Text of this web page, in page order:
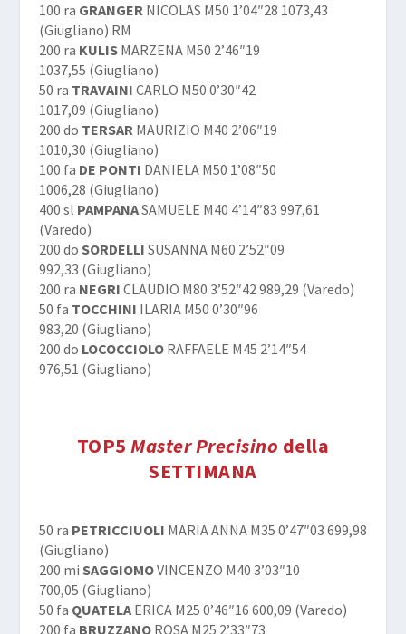
100 ra GRANGERNICOLAS M50 1’04″28 1073,43
(Giugliano) RM
200 ra KULISMARZENA M50 2’46″19
1037,55 (Giugliano)
50 ra TRAVAINI CARLO M50 0’30″42
1017,09 (Giugliano)
200 do TERSARMAURIZIO M40 2’06″19
1010,30 (Giugliano)
100 fa DE PONTI DANIELA M50 1’08″50
1006,28 (Giugliano)
400 sl PAMPANASAMUELE M40 4’14″83 997,61
(Varedo)
200 do SORDELLI SUSANNA M60 2’52″09
992,33 (Giugliano)
200 ra NEGRI CLAUDIO M80 3’52″42 989,29 (Varedo)
50 fa TOCCHINI ILARIA M50 0’30″96
983,20 (Giugliano)
200 do LOCOCCIOLORAFFAELE M45 2’14″54
976,51 (Giugliano)
TOP5Master Precisino della
SETTIMANA
50 ra PETRICCIUOLI MARIA ANNA M35 0’47″03 699,98
(Giugliano)
200 mi SAGGIOMOVINCENZO M40 3’03″10
700,05 (Giugliano)
50 fa QUATELAERICA M25 0’46″16 600,09 (Varedo)
200 fa BRUZZANOROSA M25 2’33″73